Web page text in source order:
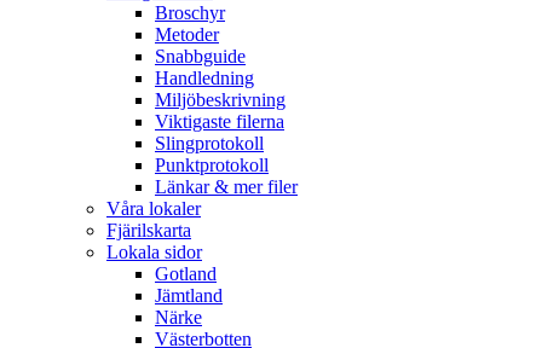
Broschyr
Metoder
Snabbguide
Handledning
Miljöbeskrivning
Viktigaste filerna
Slingprotokoll
Punktprotokoll
Länkar & mer filer
Våra lokaler
Fjärilskarta
Lokala sidor
Gotland
Jämtland
Närke
Västerbotten